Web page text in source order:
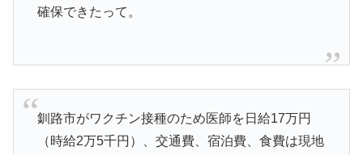
確保できたって。
釧路市がワクチン接種のため医師を日給17万円
（時給2万5千円）、交通費、宿泊費、食費は現地